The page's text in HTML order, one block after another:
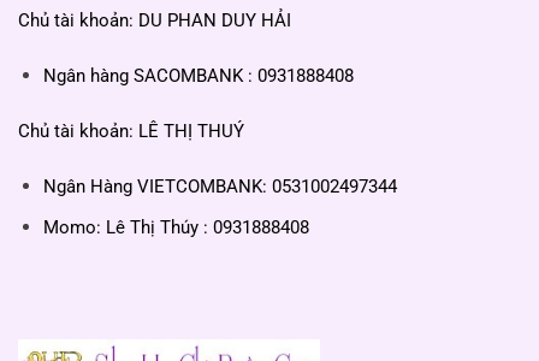
Chủ tài khoản: DU PHAN DUY HẢI
Ngân hàng SACOMBANK : 0931888408
Chủ tài khoản: LÊ THỊ THUÝ
Ngân Hàng VIETCOMBANK: 0531002497344
Momo: Lê Thị Thúy : 0931888408